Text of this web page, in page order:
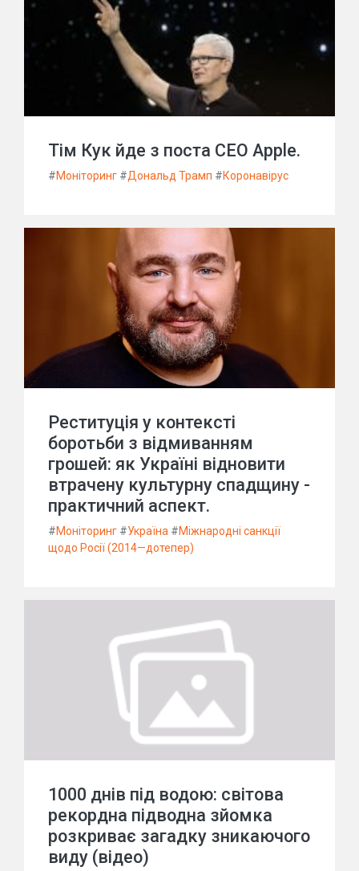
Тім Кук йде з поста CEO Apple.
#Моніторинг #Дональд Трамп #Коронавірус
Реституція у контексті
боротьби з відмиванням
грошей: як Україні відновити
втрачену культурну спадщину -
практичний аспект.
#Моніторинг #Україна #Міжнародні санкції
щодо Росії (2014—дотепер)
1000 днів під водою: світова
рекордна підводна зйомка
розкриває загадку зникаючого
виду (відео)